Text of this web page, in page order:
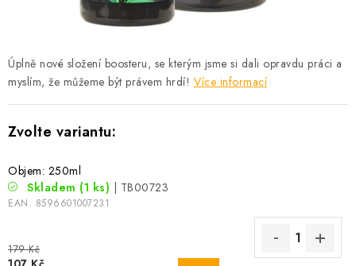
Stojany a signalizátory
Péče o rybu
Lov s lodí
Úplně nové složení boosteru, se kterým jsme si dali opravdu práci a
myslím, že můžeme být právem hrdí! Více informací
Objem: 250ml
Skladem (1 ks) | TB00723
EAN: 8596601007231
179 Kč